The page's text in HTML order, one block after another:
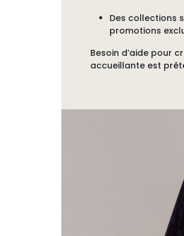
Des collections
promotions
Besoin d’aide pour
accueillante est